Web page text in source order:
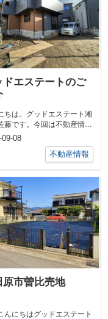
ドエステートのご
ちは。グッドエステート湘
藤です。今回は不動産情報
けいたします。気になる方
09-08
不動産情報
原市曽比売地
んにちはグッドエステート